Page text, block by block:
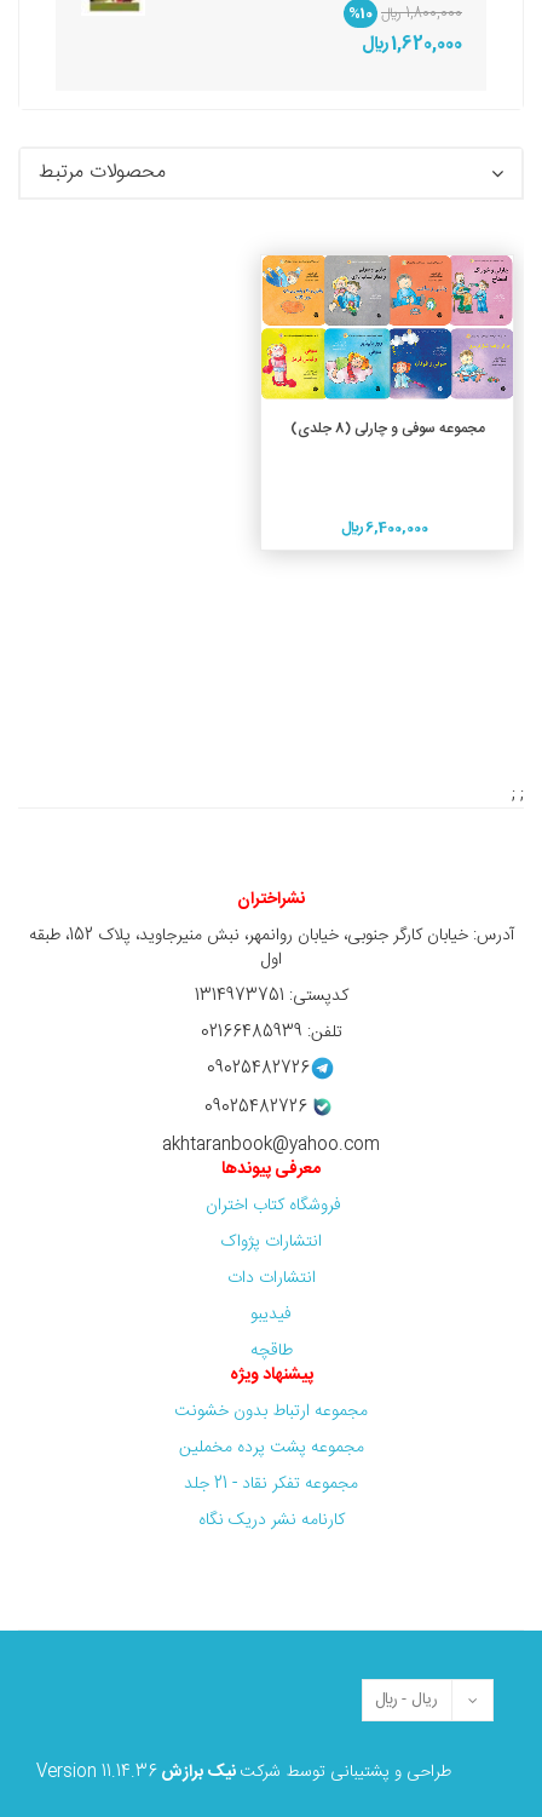
1,800,000 ريال
%10
1,620,000 ريال
محصولات مرتبط
افزودن به سبد خرید
مجموعه سوفی و چارلی (8 جلدی)
6,400,000 ريال
; ;
نشراختران
آدرس: خیابان کارگر جنوبی، خیابان روانمهر، نبش منیرجاوید، پلاک 152، طبقه
اول
کدپستی: 1314973751
تلفن: 02166485939
09025482726
09025482726
akhtaranbook@yahoo.com
معرفی پیوندها
فروشگاه کتاب اختران
انتشارات پژواک
انتشارات دات
فیدیبو
طاقچه
پیشنهاد ویژه
مجموعه ارتباط بدون خشونت
مجموعه پشت پرده مخملین
مجموعه تفکر نقاد - 21 جلد
کارنامه نشر دریک نگاه
طراحی و پشتیبانی توسط شرکتنیک برازشVersion 11.14.36